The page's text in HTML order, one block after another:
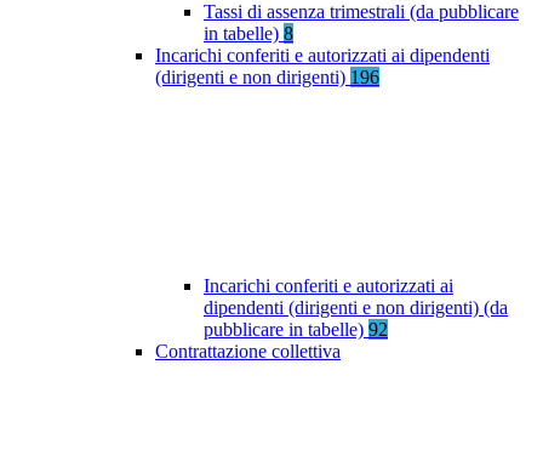
Tassi di assenza trimestrali (da pubblicare
in tabelle) 8
Incarichi conferiti e autorizzati ai dipendenti
(dirigenti e non dirigenti) 196
Incarichi conferiti e autorizzati ai
dipendenti (dirigenti e non dirigenti) (da
pubblicare in tabelle) 92
Contrattazione collettiva